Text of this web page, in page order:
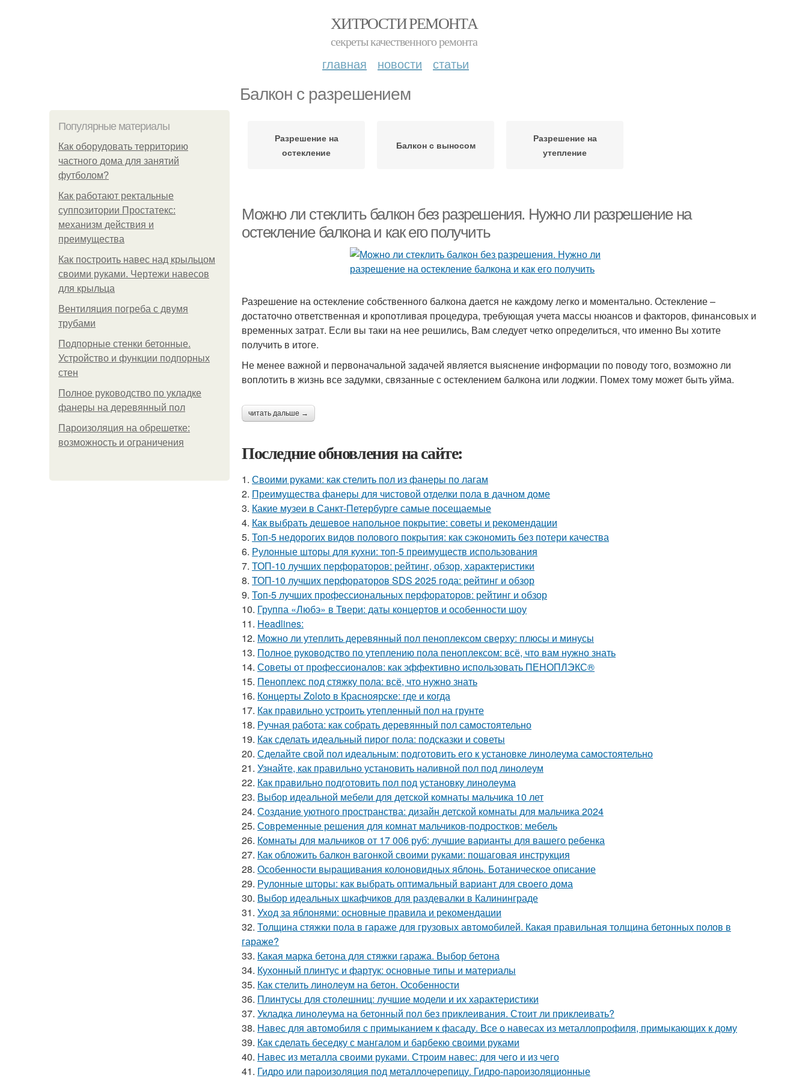
ХИТРОСТИ РЕМОНТА
секреты качественного ремонта
главная новости статьи
Балкон с разрешением
Популярные материалы
Как оборудовать территорию
частного дома для занятий
футболом?
Как работают ректальные
суппозитории Простатекс:
механизм действия и
преимущества
Как построить навес над крыльцом
своими руками. Чертежи навесов
для крыльца
Вентиляция погреба с двумя
трубами
Подпорные стенки бетонные.
Устройство и функции подпорных
стен
Полное руководство по укладке
фанеры на деревянный пол
Пароизоляция на обрешетке:
возможность и ограничения
Разрешение на
остекление
Балкон с выносом
Разрешение на
утепление
Можно ли стеклить балкон без разрешения. Нужно ли разрешение на
остекление балкона и как его получить
Разрешение на остекление собственного балкона дается не каждому легко и моментально. Остекление –
достаточно ответственная и кропотливая процедура, требующая учета массы нюансов и факторов, финансовых и
временных затрат. Если вы таки на нее решились, Вам следует четко определиться, что именно Вы хотите
получить в итоге.
Не менее важной и первоначальной задачей является выяснение информации по поводу того, возможно ли
воплотить в жизнь все задумки, связанные с остеклением балкона или лоджии. Помех тому может быть уйма.
читать дальше →
Последние обновления на сайте:
1. Своими руками: как стелить пол из фанеры по лагам
2. Преимущества фанеры для чистовой отделки пола в дачном доме
3. Какие музеи в Санкт-Петербурге самые посещаемые
4. Как выбрать дешевое напольное покрытие: советы и рекомендации
5. Топ-5 недорогих видов полового покрытия: как сэкономить без потери качества
6. Рулонные шторы для кухни: топ-5 преимуществ использования
7. ТОП-10 лучших перфораторов: рейтинг, обзор, характеристики
8. ТОП-10 лучших перфораторов SDS 2025 года: рейтинг и обзор
9. Топ-5 лучших профессиональных перфораторов: рейтинг и обзор
10. Группа «Любэ» в Твери: даты концертов и особенности шоу
11. Headlines:
12. Можно ли утеплить деревянный пол пеноплексом сверху: плюсы и минусы
13. Полное руководство по утеплению пола пеноплексом: всё, что вам нужно знать
14. Советы от профессионалов: как эффективно использовать ПЕНОПЛЭКС®
15. Пеноплекс под стяжку пола: всё, что нужно знать
16. Концерты Zoloto в Красноярске: где и когда
17. Как правильно устроить утепленный пол на грунте
18. Ручная работа: как собрать деревянный пол самостоятельно
19. Как сделать идеальный пирог пола: подсказки и советы
20. Сделайте свой пол идеальным: подготовить его к установке линолеума самостоятельно
21. Узнайте, как правильно установить наливной пол под линолеум
22. Как правильно подготовить пол под установку линолеума
23. Выбор идеальной мебели для детской комнаты мальчика 10 лет
24. Создание уютного пространства: дизайн детской комнаты для мальчика 2024
25. Современные решения для комнат мальчиков-подростков: мебель
26. Комнаты для мальчиков от 17 006 руб: лучшие варианты для вашего ребенка
27. Как обложить балкон вагонкой своими руками: пошаговая инструкция
28. Особенности выращивания колоновидных яблонь. Ботаническое описание
29. Рулонные шторы: как выбрать оптимальный вариант для своего дома
30. Выбор идеальных шкафчиков для раздевалки в Калининграде
31. Уход за яблонями: основные правила и рекомендации
32. Толщина стяжки пола в гараже для грузовых автомобилей. Какая правильная толщина бетонных полов в
гараже?
33. Какая марка бетона для стяжки гаража. Выбор бетона
34. Кухонный плинтус и фартук: основные типы и материалы
35. Как стелить линолеум на бетон. Особенности
36. Плинтусы для столешниц: лучшие модели и их характеристики
37. Укладка линолеума на бетонный пол без приклеивания. Стоит ли приклеивать?
38. Навес для автомобиля с примыканием к фасаду. Все о навесах из металлопрофиля, примыкающих к дому
39. Как сделать беседку с мангалом и барбекю своими руками
40. Навес из металла своими руками. Строим навес: для чего и из чего
41. Гидро или пароизоляция под металлочерепицу. Гидро-пароизоляционные